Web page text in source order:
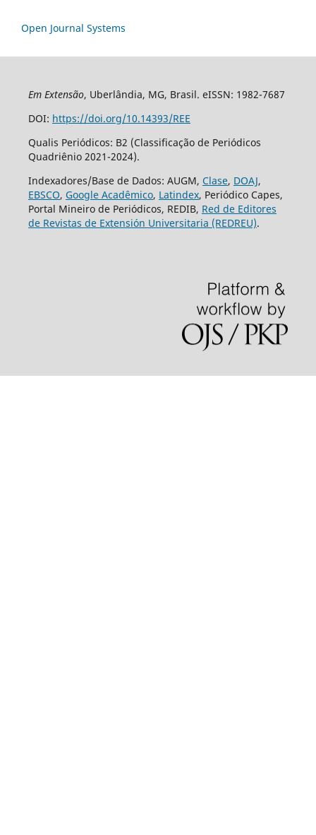
Open Journal Systems
Em Extensão, Uberlândia, MG, Brasil. eISSN: 1982-7687
DOI: https://doi.org/10.14393/REE
Qualis Periódicos: B2 (Classificação de Periódicos
Quadriênio 2021-2024).
Indexadores/Base de Dados: AUGM, Clase, DOAJ,
EBSCO, Google Acadêmico, Latindex, Periódico Capes,
Portal Mineiro de Periódicos, REDIB, Red de Editores
de Revistas de Extensión Universitaria (REDREU).